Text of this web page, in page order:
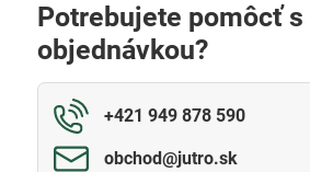
Potrebujete pomôcť s
objednávkou?
+421 949 878 590
obchod​@jutro​.sk